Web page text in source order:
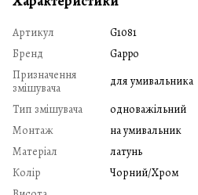
Артикул
G1081
Бренд
Gappo
Призначення
змішувача
для умивальника
Тип змішувача
одноважільний
Монтаж
на умивальник
Матеріал
латунь
Колір
Чорний/Хром